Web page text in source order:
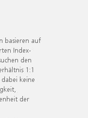
basieren auf
Index-
den
1:1
keine
der